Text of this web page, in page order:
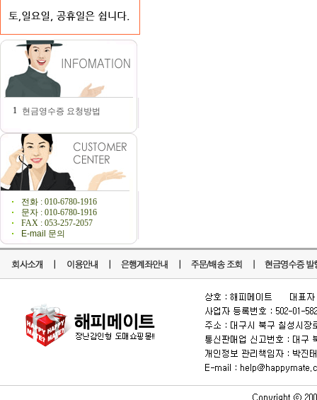
1 현금영수증 요청방법
전화 : 010-6780-1916
문자 : 010-6780-1916
FAX : 053-257-2057
E-mail 문의